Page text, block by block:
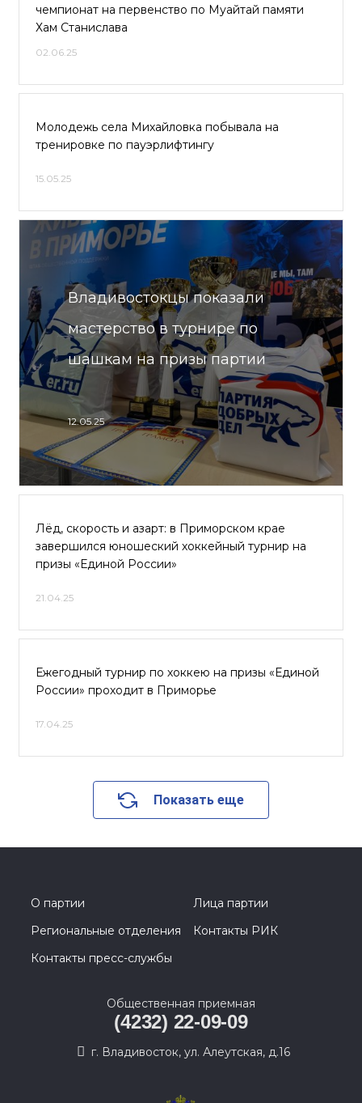
чемпионат на первенство по Муайтай памяти
Хам Станислава
02.06.25
Молодежь села Михайловка побывала на
тренировке по пауэрлифтингу
15.05.25
Владивостокцы показали
мастерство в турнире по
шашкам на призы партии
12.05.25
Лёд, скорость и азарт: в Приморском крае
завершился юношеский хоккейный турнир на
призы «Единой России»
21.04.25
Ежегодный турнир по хоккею на призы «Единой
России» проходит в Приморье
17.04.25
Показать еще
О партии
Лица партии
Региональные отделения
Контакты РИК
Контакты пресс-службы
Общественная приемная
(4232) 22-09-09
г. Владивосток, ул. Алеутская, д.16